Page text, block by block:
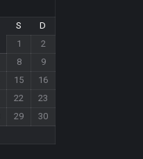
S
D
1
2
8
9
15
16
22
23
29
30